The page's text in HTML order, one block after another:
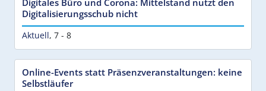
Digitalisierungsschub nicht
Aktuell, 7 - 8
Online-Events statt Präsenzveranstaltungen: keine
Selbstläufer